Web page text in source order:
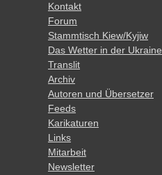
Kontakt
Forum
Stammtisch Kiew/Kyjiw
Das Wetter in der Ukraine
Translit
Archiv
Autoren und Übersetzer
Feeds
Karikaturen
Links
Mitarbeit
Newsletter